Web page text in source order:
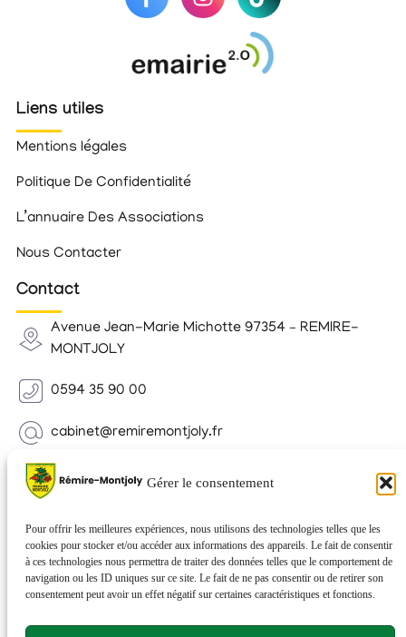
Gérer le consentement
Pour offrir les meilleures expériences, nous utilisons des technologies telles que les
cookies pour stocker et/ou accéder aux informations des appareils. Le fait de consentir
à ces technologies nous permettra de traiter des données telles que le comportement de
navigation ou les ID uniques sur ce site. Le fait de ne pas consentir ou de retirer son
consentement peut avoir un effet négatif sur certaines caractéristiques et fonctions.
Liens utiles
Mentions légales
Politique De Confidentialité
L’annuaire Des Associations
Nous Contacter
Contact
Avenue Jean-Marie Michotte 97354 – REMIRE-
MONTJOLY
0594 35 90 00
cabinet@remiremontjoly.fr
Newsletter
nouvelles de votre commune.